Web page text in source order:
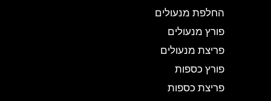
החלפת מנעולים
פורץ מנעולים
פריצת מנעולים
פורץ כספות
פריצת כספות